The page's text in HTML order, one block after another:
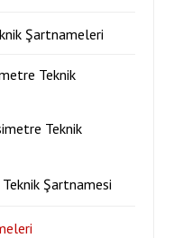
Şartnameleri
Teknik
Teknik
Şartnamesi